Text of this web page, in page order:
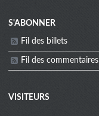
Menu
extra
S'ABONNER
Fil des billets
Fil des commentaires
VISITEURS